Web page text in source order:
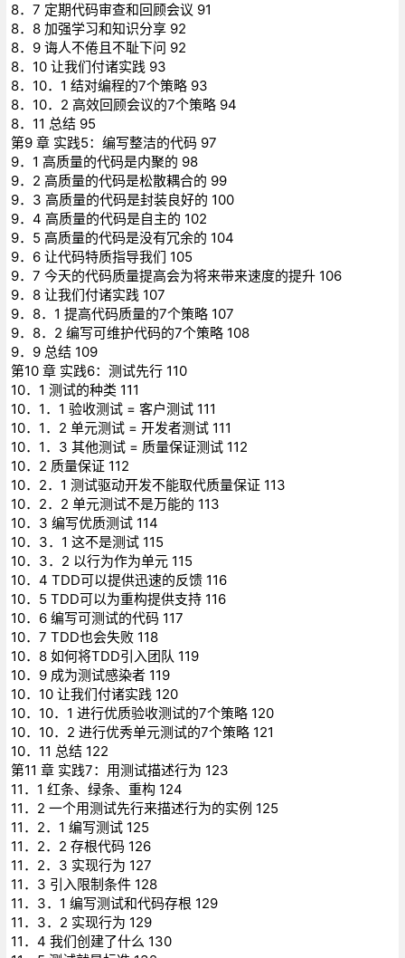
8．7 定期代码审查和回顾会议 91
8．8 加强学习和知识分享 92
8．9 诲人不倦且不耻下问 92
8．10 让我们付诸实践 93
8．10．1 结对编程的7个策略 93
8．10．2 高效回顾会议的7个策略 94
8．11 总结 95
第9 章 实践5：编写整洁的代码 97
9．1 高质量的代码是内聚的 98
9．2 高质量的代码是松散耦合的 99
9．3 高质量的代码是封装良好的 100
9．4 高质量的代码是自主的 102
9．5 高质量的代码是没有冗余的 104
9．6 让代码特质指导我们 105
9．7 今天的代码质量提高会为将来带来速度的提升 106
9．8 让我们付诸实践 107
9．8．1 提高代码质量的7个策略 107
9．8．2 编写可维护代码的7个策略 108
9．9 总结 109
第10 章 实践6：测试先行 110
10．1 测试的种类 111
10．1．1 验收测试 = 客户测试 111
10．1．2 单元测试 = 开发者测试 111
10．1．3 其他测试 = 质量保证测试 112
10．2 质量保证 112
10．2．1 测试驱动开发不能取代质量保证 113
10．2．2 单元测试不是万能的 113
10．3 编写优质测试 114
10．3．1 这不是测试 115
10．3．2 以行为作为单元 115
10．4 TDD可以提供迅速的反馈 116
10．5 TDD可以为重构提供支持 116
10．6 编写可测试的代码 117
10．7 TDD也会失败 118
10．8 如何将TDD引入团队 119
10．9 成为测试感染者 119
10．10 让我们付诸实践 120
10．10．1 进行优质验收测试的7个策略 120
10．10．2 进行优秀单元测试的7个策略 121
10．11 总结 122
第11 章 实践7：用测试描述行为 123
11．1 红条、绿条、重构 124
11．2 一个用测试先行来描述行为的实例 125
11．2．1 编写测试 125
11．2．2 存根代码 126
11．2．3 实现行为 127
11．3 引入限制条件 128
11．3．1 编写测试和代码存根 129
11．3．2 实现行为 129
11．4 我们创建了什么 130